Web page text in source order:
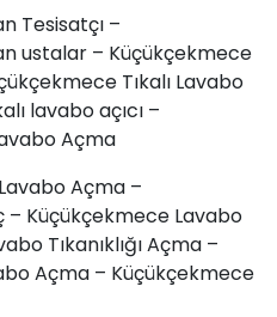
Tesisatçı –
ustalar – Küçükçekmece
Tıkalı Lavabo
lavabo açıcı –
Açma
Açma –
– Küçükçekmece Lavabo
Tıkanıklığı Açma –
Açma – Küçükçekmece